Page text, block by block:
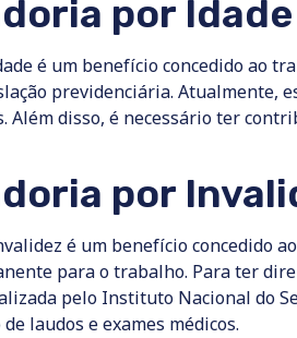
por Idade
é um benefício concedido ao
previdenciária. Atualmente,
Além disso, é necessário ter
por
é um benefício concedido
para o trabalho. Para ter
pelo Instituto Nacional do
laudos e exames médicos.